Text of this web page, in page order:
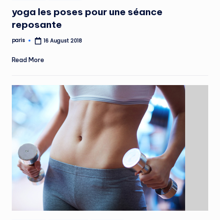
in
yoga les poses pour une séance
reposante
Posted
paris 16 August 2018
Read More